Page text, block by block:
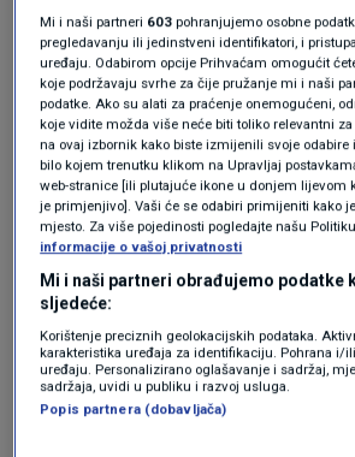
prizore kanadera koji uzimaju
Kaštelanskom zaljevu.
trenutak u kojem kanader
gumenjaka, a muškarac maše
Mi i naši partneri 603 pohranjujemo osobne
pregledavanju ili jedinstveni identifikatori, i
uređaju. Odabirom opcije Prihvaćam omogućit
koje podržavaju svrhe za čije pružanje mi i naši
podatke. Ako su alati za praćenje onemogućeni,
koje vidite možda više neće biti toliko relevantni
na ovaj izbornik kako biste izmijenili svoje odabire
bilo kojem trenutku klikom na Upravljaj
web-stranice [ili plutajuće ikone u donjem lijevom
je primjenjivo]. Vaši će se odabiri primijeniti kako
mjesto. Za više pojedinosti pogledajte našu
informacije o vašoj privatnosti
Mi i naši partneri obrađujemo podatke
sljedeće:
Korištenje preciznih geolokacijskih podataka.
karakteristika uređaja za identifikaciju. Pohrana i/
uređaju. Personalizirano oglašavanje i sadržaj,
sadržaja, uvidi u publiku i razvoj usluga.
Popis partnera (dobavljača)